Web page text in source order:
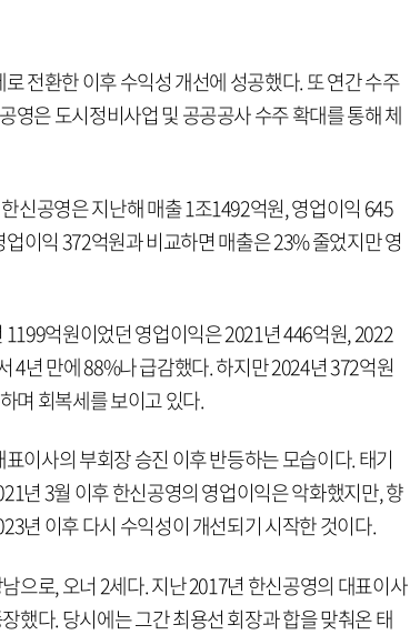
전환한 이후 수익성 개선에 성공했다. 또 연간 수주
영은 도시정비사업 및 공공공사 수주 확대를 통해 체
신공영은 지난해 매출 1조1492억원, 영업이익 645
이익 372억원과 비교하면 매출은 23% 줄었지만 영
억원이었던 영업이익은 2021년 446억원, 2022
4년 만에 88%나 급감했다. 하지만 2024년 372억원
며 회복세를 보이고 있다.
이사의 부회장 승진 이후 반등하는 모습이다. 태기
년 3월 이후 한신공영의 영업이익은 악화했지만, 향
년 이후 다시 수익성이 개선되기 시작한 것이다.
으로, 오너 2세다. 지난 2017년 한신공영의 대표이사
했다. 당시에는 그간 최용선 회장과 합을 맞춰온 태